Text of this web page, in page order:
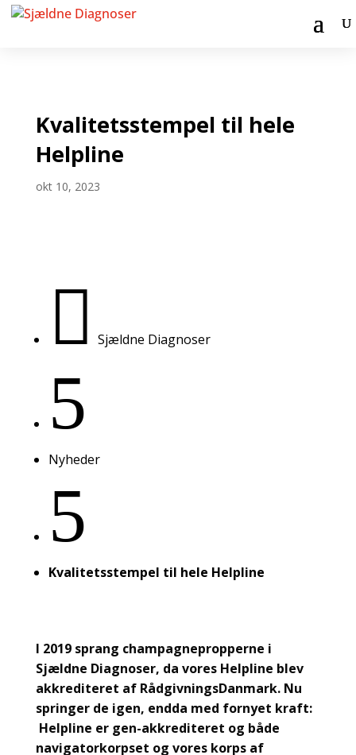
Kvalitetsstempel til hele
Helpline
okt 10, 2023
 Sjældne Diagnoser
5
Nyheder
5
Kvalitetsstempel til hele Helpline
I 2019 sprang champagnepropperne i
Sjældne Diagnoser, da vores Helpline blev
akkrediteret af RådgivningsDanmark. Nu
springer de igen, endda med fornyet kraft:
Helpline er gen-akkrediteret og både
navigatorkorpset og vores korps af